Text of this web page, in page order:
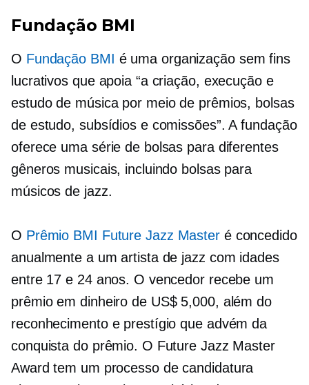
Fundação BMI
O Fundação BMI é uma organização sem fins
lucrativos que apoia “a criação, execução e
estudo de música por meio de prêmios, bolsas
de estudo, subsídios e comissões”. A fundação
oferece uma série de bolsas para diferentes
gêneros musicais, incluindo bolsas para
músicos de jazz.
O Prêmio BMI Future Jazz Masteré concedido
anualmente a um artista de jazz com idades
entre 17 e 24 anos. O vencedor recebe um
prêmio em dinheiro de US$ 5,000, além do
reconhecimento e prestígio que advém da
conquista do prêmio. O Future Jazz Master
Award tem um processo de candidatura